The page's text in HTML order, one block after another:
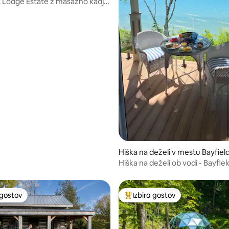
5, št. mnenj: 31
Hiška na deželi v mestu
Hiška na deželi ob vodi -
prenočišča z značko »Izbira gostov«Najbolj priljubljena prenočišča
Izbira gostov